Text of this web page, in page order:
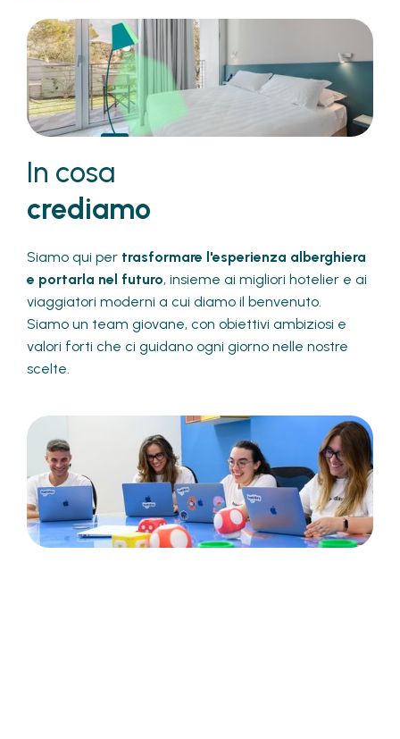
In cosa
crediamo
Siamo qui per trasformare l'esperienza alberghiera
e portarla nel futuro, insieme ai migliori hotelier e ai
viaggiatori moderni a cui diamo il benvenuto.
Siamo un team giovane, con obiettivi ambiziosi e
valori forti che ci guidano ogni giorno nelle nostre
scelte.